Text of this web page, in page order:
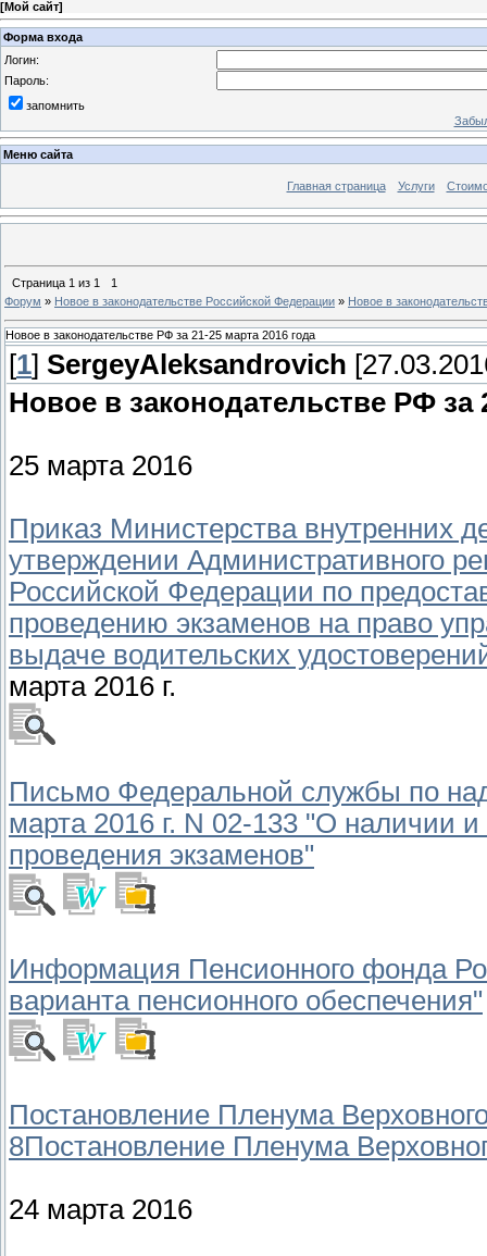
[Мой сайт]
Форма входа
Логин:
Пароль:
запомнить
Меню сайта
Главная страница Услуги
Страница 1 из 1
1
Форум » Новое в законодательстве Российской Федерации » Новое в
Новое в законодательстве РФ за 21-25 марта 2016 года
[1] SergeyAleksandrovich
Новое в законодательстве РФ за
25 марта 2016
Приказ Министерства внутренних
утверждении Административного
Российской Федерации по
проведению экзаменов на право
выдаче водительских
марта 2016 г.
Письмо Федеральной службы по
марта 2016 г. N 02-133 "О наличии
проведения экзаменов"
Информация Пенсионного фонда
варианта пенсионного обеспечения"
Постановление Пленума
8Постановление Пленума
24 марта 2016